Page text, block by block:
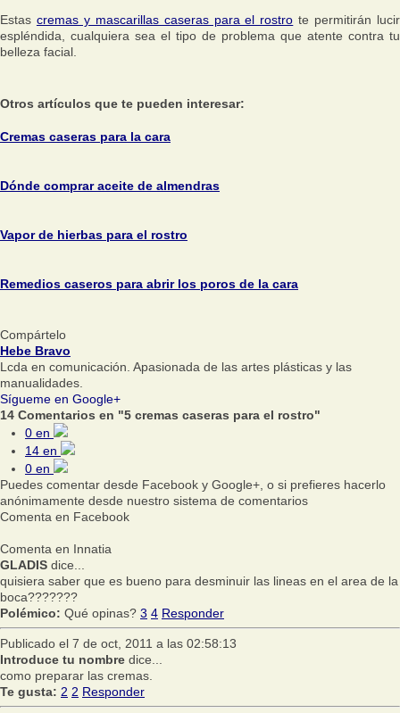
Estas cremas y mascarillas caseras para el rostro te permitirán lucir
espléndida, cualquiera sea el tipo de problema que atente contra tu
belleza facial.
Otros artículos que te pueden interesar:
Cremas caseras para la cara
Dónde comprar aceite de almendras
Vapor de hierbas para el rostro
Remedios caseros para abrir los poros de la cara
Compártelo
Hebe Bravo
Lcda en comunicación. Apasionada de las artes plásticas y las
manualidades.
Sígueme en Google+
14 Comentarios en "5 cremas caseras para el rostro"
0 en
14 en
0 en
Puedes comentar desde Facebook y Google+, o si prefieres hacerlo
anónimamente desde nuestro sistema de comentarios
Comenta en Facebook
Comenta en Innatia
GLADIS dice...
quisiera saber que es bueno para desminuir las lineas en el area de la
boca???????
Polémico: Qué opinas? 3 4 Responder
Publicado el 7 de oct, 2011 a las 02:58:13
Introduce tu nombre dice...
como preparar las cremas.
Te gusta: 2 2 Responder